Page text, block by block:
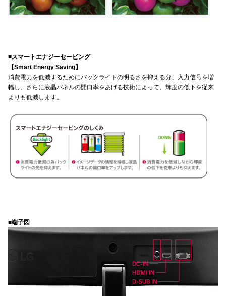
■スマートエナジーセービング
【Smart Energy Saving】
消費電力を低減するためにバックライトの明るさを抑える分、入力信号を増
幅し、さらに液晶パネルの開口率をあげる技術によって、輝度の低下を従来
よりも低減します。
■端子図